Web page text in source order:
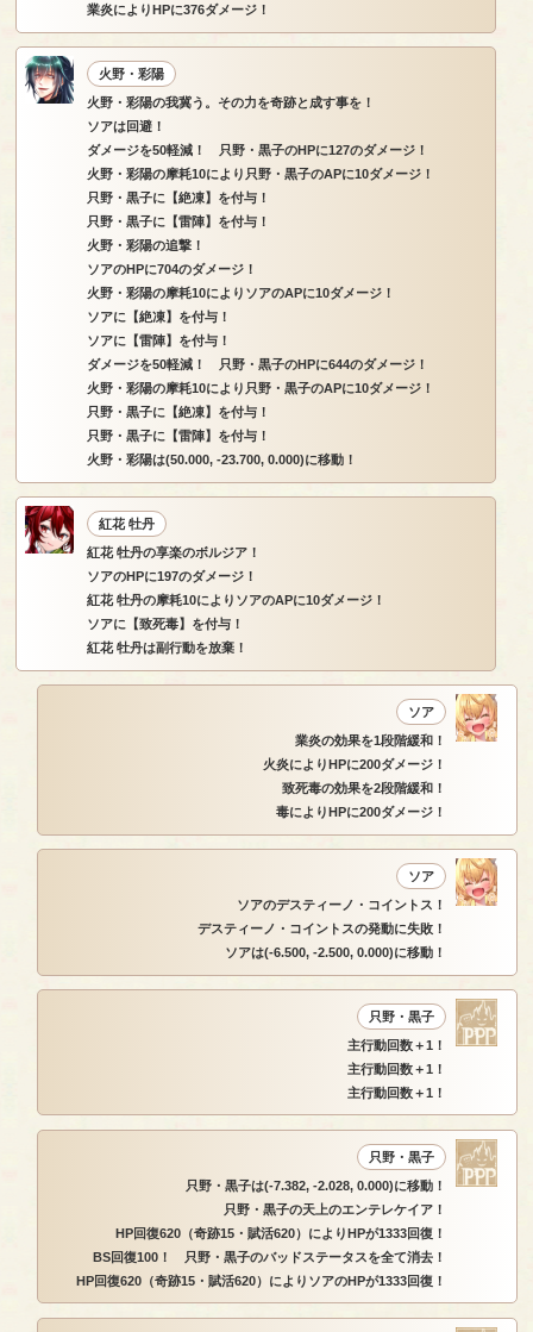
業炎によりHPに376ダメージ！
火野・彩陽
火野・彩陽の我冀う。その力を奇跡と成す事を！
ソアは回避！
ダメージを50軽減！ 只野・黒子のHPに127のダメージ！
火野・彩陽の摩耗10により只野・黒子のAPに10ダメージ！
只野・黒子に【絶凍】を付与！
只野・黒子に【雷陣】を付与！
火野・彩陽の追撃！
ソアのHPに704のダメージ！
火野・彩陽の摩耗10によりソアのAPに10ダメージ！
ソアに【絶凍】を付与！
ソアに【雷陣】を付与！
ダメージを50軽減！ 只野・黒子のHPに644のダメージ！
火野・彩陽の摩耗10により只野・黒子のAPに10ダメージ！
只野・黒子に【絶凍】を付与！
只野・黒子に【雷陣】を付与！
火野・彩陽は(50.000, -23.700, 0.000)に移動！
紅花 牡丹
紅花 牡丹の享楽のボルジア！
ソアのHPに197のダメージ！
紅花 牡丹の摩耗10によりソアのAPに10ダメージ！
ソアに【致死毒】を付与！
紅花 牡丹は副行動を放棄！
ソア
業炎の効果を1段階緩和！
火炎によりHPに200ダメージ！
致死毒の効果を2段階緩和！
毒によりHPに200ダメージ！
ソア
ソアのデスティーノ・コイントス！
デスティーノ・コイントスの発動に失敗！
ソアは(-6.500, -2.500, 0.000)に移動！
只野・黒子
主行動回数＋1！
主行動回数＋1！
主行動回数＋1！
只野・黒子
只野・黒子は(-7.382, -2.028, 0.000)に移動！
只野・黒子の天上のエンテレケイア！
HP回復620（奇跡15・賦活620）によりHPが1333回復！
BS回復100！ 只野・黒子のバッドステータスを全て消去！
HP回復620（奇跡15・賦活620）によりソアのHPが1333回復！